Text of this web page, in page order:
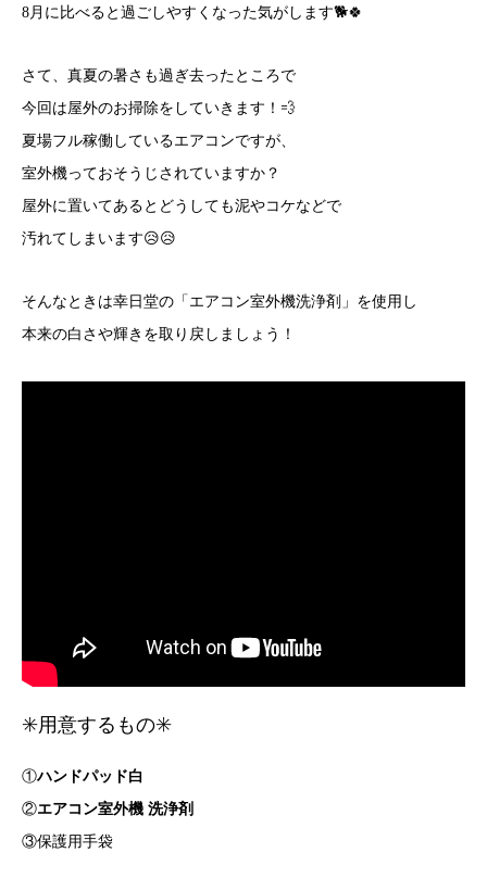
8月に比べると過ごしやすくなった気がします🐕🍀
さて、真夏の暑さも過ぎ去ったところで
今回は屋外のお掃除をしていきます！💨
夏場フル稼働しているエアコンですが、
室外機っておそうじされていますか？
屋外に置いてあるとどうしても泥やコケなどで
汚れてしまいます😥😥
そんなときは幸日堂の「エアコン室外機洗浄剤」を使用し
本来の白さや輝きを取り戻しましょう！
✳️用意するもの✳️
①ハンドパッド白
②エアコン室外機 洗浄剤
③保護用手袋